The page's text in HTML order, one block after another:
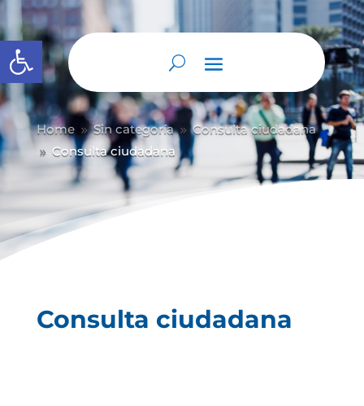
Abrir barra de herramientas
Home 9 Sin categoría 9 Consulta ciudadana
9 Consulta ciudadana
Consulta ciudadana